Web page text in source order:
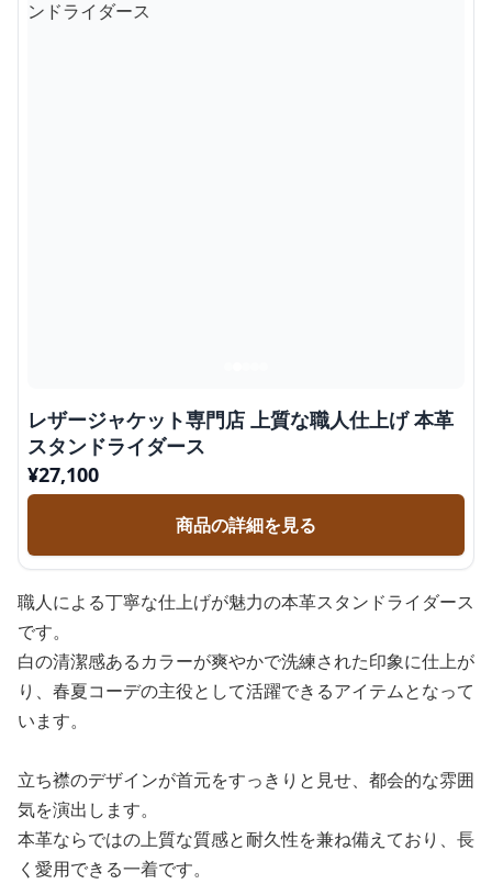
レザージャケット専門店 上質な職人仕上げ 本革
スタンドライダース
¥27,100
商品の詳細を見る
職人による丁寧な仕上げが魅力の本革スタンドライダース
です。
白の清潔感あるカラーが爽やかで洗練された印象に仕上が
り、春夏コーデの主役として活躍できるアイテムとなって
います。
立ち襟のデザインが首元をすっきりと見せ、都会的な雰囲
気を演出します。
本革ならではの上質な質感と耐久性を兼ね備えており、長
く愛用できる一着です。